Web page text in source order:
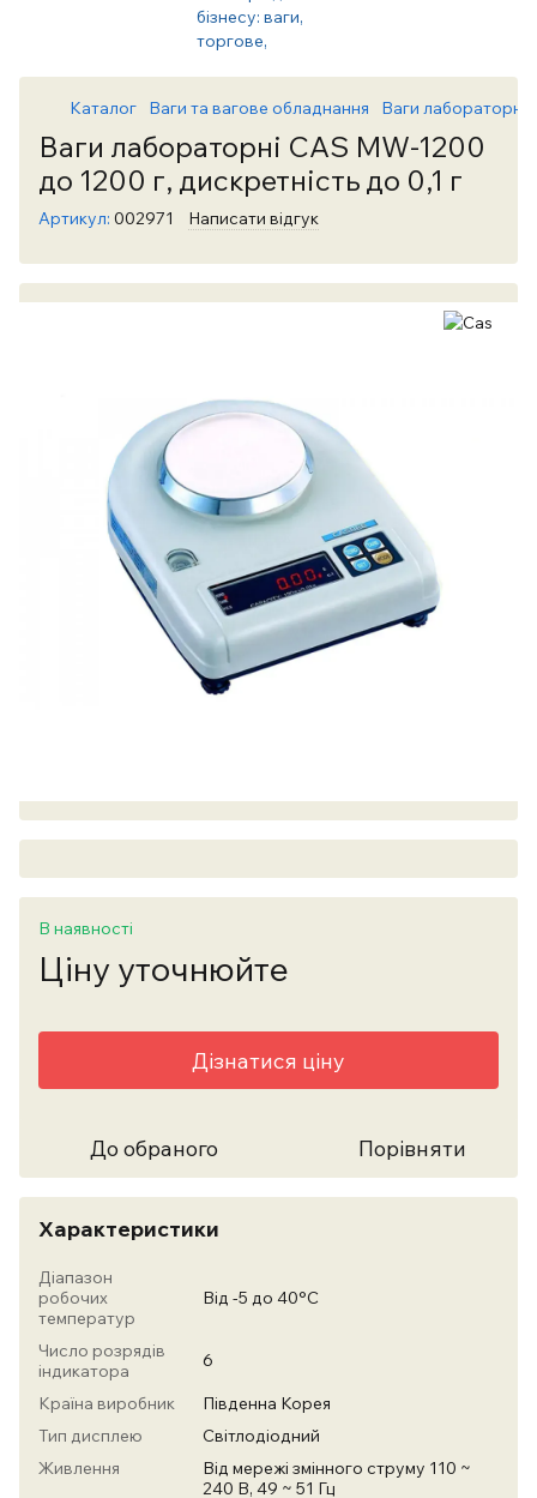
Каталог Ваги та вагове обладнання Ваги лабораторні
Ваги лабораторні CAS MW-1200
до 1200 г, дискретність до 0,1 г
Артикул: 002971 Написати відгук
В наявності
Ціну уточнюйте
Дізнатися ціну
До обраного Порівняти
Характеристики
Діапазон
робочих
температур
Від -5 до 40°С
Число розрядів
індикатора
6
Країна виробник
Південна Корея
Тип дисплею
Світлодіодний
Живлення
Від мережі змінного струму 110 ~
240 В, 49 ~ 51 Гц